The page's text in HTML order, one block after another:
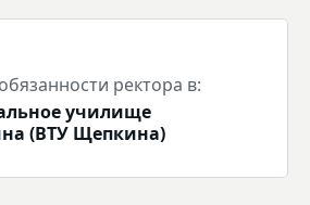
ректора в:
училище
(ВТУ Щепкина)